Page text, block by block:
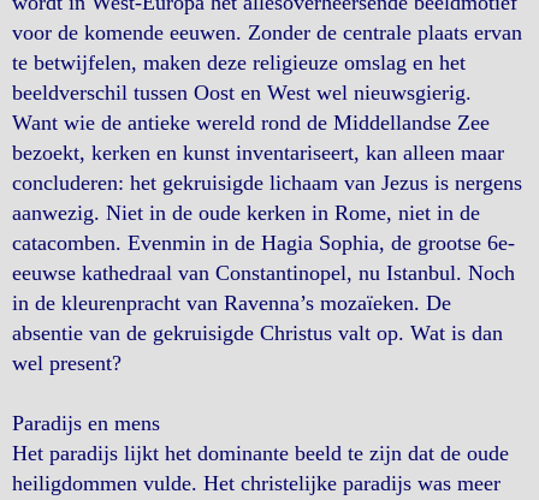
voor de komende eeuwen. Zonder de centrale plaats ervan
te betwijfelen, maken deze religieuze omslag en het
beeldverschil tussen Oost en West wel nieuwsgierig.
Want wie de antieke wereld rond de Middellandse Zee
bezoekt, kerken en kunst inventariseert, kan alleen maar
concluderen: het gekruisigde lichaam van Jezus is nergens
aanwezig. Niet in de oude kerken in Rome, niet in de
catacomben. Evenmin in de Hagia Sophia, de grootse 6e-
eeuwse kathedraal van Constantinopel, nu Istanbul. Noch
in de kleurenpracht van Ravenna’s mozaïeken. De
absentie van de gekruisigde Christus valt op. Wat is dan
wel present?
Paradijs en mens
Het paradijs lijkt het dominante beeld te zijn dat de oude
heiligdommen vulde. Het christelijke paradijs was meer